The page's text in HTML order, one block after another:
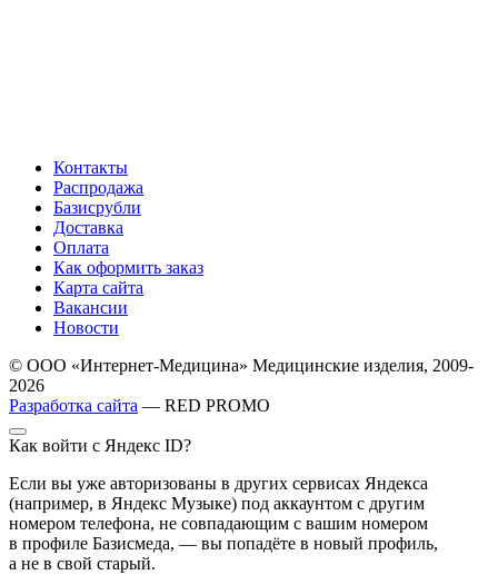
Контакты
Распродажа
Базисрубли
Доставка
Оплата
Как оформить заказ
Карта сайта
Вакансии
Новости
© ООО «Интернет-Медицина» Медицинские изделия, 2009-
2026
Разработка сайта — RED PROMO
Как войти с Яндекс ID?
Если вы уже авторизованы в других сервисах Яндекса
(например, в Яндекс Музыке) под аккаунтом с другим
номером телефона, не совпадающим с вашим номером
в профиле Базисмеда, — вы попадёте в новый профиль,
а не в свой старый.